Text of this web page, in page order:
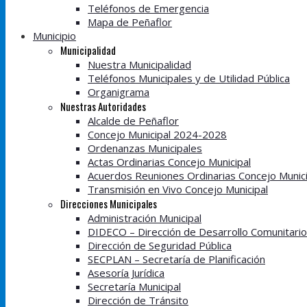
Teléfonos de Emergencia
Mapa de Peñaflor
Municipio
Municipalidad
Nuestra Municipalidad
Teléfonos Municipales y de Utilidad Pública
Organigrama
Nuestras Autoridades
Alcalde de Peñaflor
Concejo Municipal 2024-2028
Ordenanzas Municipales
Actas Ordinarias Concejo Municipal
Acuerdos Reuniones Ordinarias Concejo
Transmisión en Vivo Concejo Municipal
Direcciones Municipales
Administración Municipal
DIDECO – Dirección de Desarrollo Comunitario
Dirección de Seguridad Pública
SECPLAN – Secretaría de Planificación
Asesoría Jurídica
Secretaría Municipal
Dirección de Tránsito